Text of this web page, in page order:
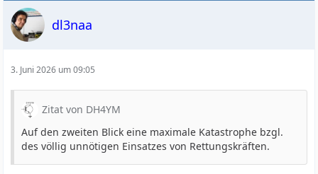
dl3naa
3. Juni 2026 um 09:05
Zitat von DH4YM
Auf den zweiten Blick eine maximale Katastrophe bzgl.
des völlig unnötigen Einsatzes von Rettungskräften.